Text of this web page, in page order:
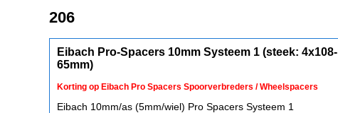
206
Eibach Pro-Spacers 10mm Systeem 1 (steek: 4x108-
65mm)
Korting op Eibach Pro Spacers Spoorverbreders / Wheelspacers
Eibach 10mm/as (5mm/wiel) Pro Spacers Systeem 1